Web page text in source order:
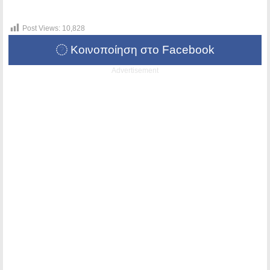
Post Views: 10,828
Κοινοποίηση στο Facebook
Advertisement